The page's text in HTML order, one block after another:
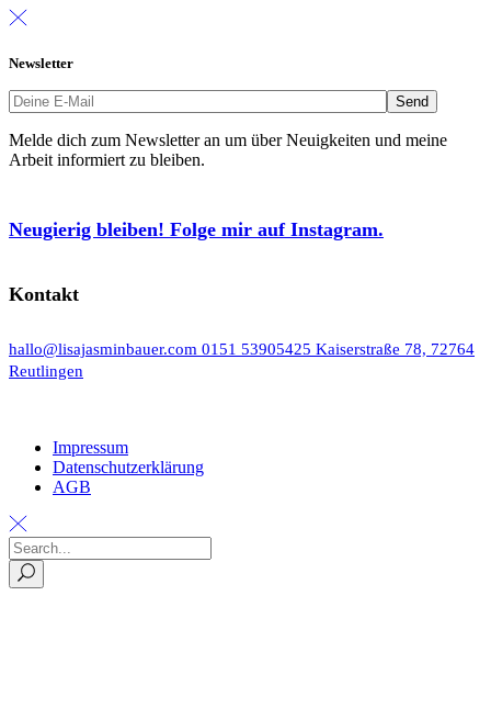
Newsletter
Melde dich zum Newsletter an um über Neuigkeiten und meine
Arbeit informiert zu bleiben.
Neugierig bleiben! Folge mir auf Instagram.
Kontakt
hallo@lisajasminbauer.com 0151 53905425 Kaiserstraße 78, 72764
Reutlingen
Impressum
Datenschutzerklärung
AGB